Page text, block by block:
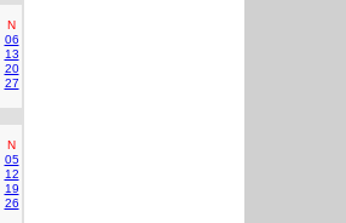
N
06
13
20
27
N
05
12
19
26